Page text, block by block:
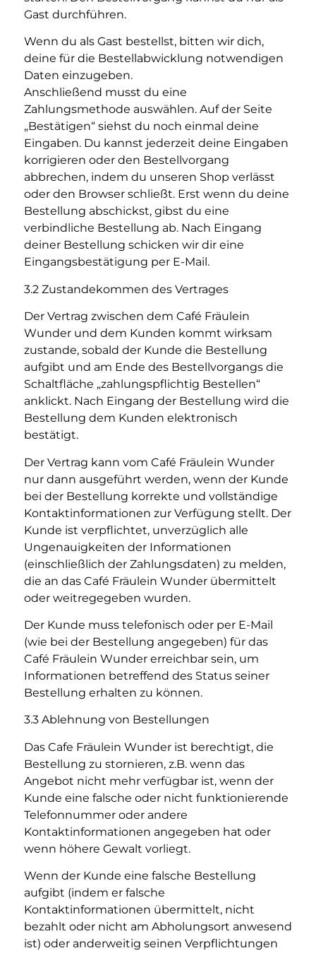
Gast durchführen.
Wenn du als Gast bestellst, bitten wir dich,
deine für die Bestellabwicklung notwendigen
Daten einzugeben.
Anschließend musst du eine
Zahlungsmethode auswählen. Auf der Seite
„Bestätigen“ siehst du noch einmal deine
Eingaben. Du kannst jederzeit deine Eingaben
korrigieren oder den Bestellvorgang
abbrechen, indem du unseren Shop verlässt
oder den Browser schließt. Erst wenn du deine
Bestellung abschickst, gibst du eine
verbindliche Bestellung ab. Nach Eingang
deiner Bestellung schicken wir dir eine
Eingangsbestätigung per E-Mail.
3.2 Zustandekommen des Vertrages
Der Vertrag zwischen dem Café Fräulein
Wunder und dem Kunden kommt wirksam
zustande, sobald der Kunde die Bestellung
aufgibt und am Ende des Bestellvorgangs die
Schaltfläche „zahlungspflichtig Bestellen“
anklickt. Nach Eingang der Bestellung wird die
Bestellung dem Kunden elektronisch
bestätigt.
Der Vertrag kann vom Café Fräulein Wunder
nur dann ausgeführt werden, wenn der Kunde
bei der Bestellung korrekte und vollständige
Kontaktinformationen zur Verfügung stellt. Der
Kunde ist verpflichtet, unverzüglich alle
Ungenauigkeiten der Informationen
(einschließlich der Zahlungsdaten) zu melden,
die an das Café Fräulein Wunder übermittelt
oder weitregegeben wurden.
Der Kunde muss telefonisch oder per E-Mail
(wie bei der Bestellung angegeben) für das
Café Fräulein Wunder erreichbar sein, um
Informationen betreffend des Status seiner
Bestellung erhalten zu können.
3.3 Ablehnung von Bestellungen
Das Cafe Fräulein Wunder ist berechtigt, die
Bestellung zu stornieren, z.B. wenn das
Angebot nicht mehr verfügbar ist, wenn der
Kunde eine falsche oder nicht funktionierende
Telefonnummer oder andere
Kontaktinformationen angegeben hat oder
wenn höhere Gewalt vorliegt.
Wenn der Kunde eine falsche Bestellung
aufgibt (indem er falsche
Kontaktinformationen übermittelt, nicht
bezahlt oder nicht am Abholungsort anwesend
ist) oder anderweitig seinen Verpflichtungen